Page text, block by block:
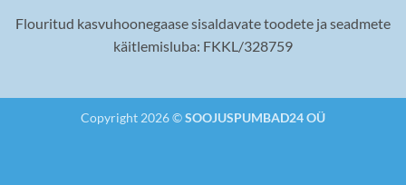
Flouritud kasvuhoonegaase sisaldavate toodete ja seadmete
käitlemisluba: FKKL/328759
Copyright 2026 ©SOOJUSPUMBAD24 OÜ